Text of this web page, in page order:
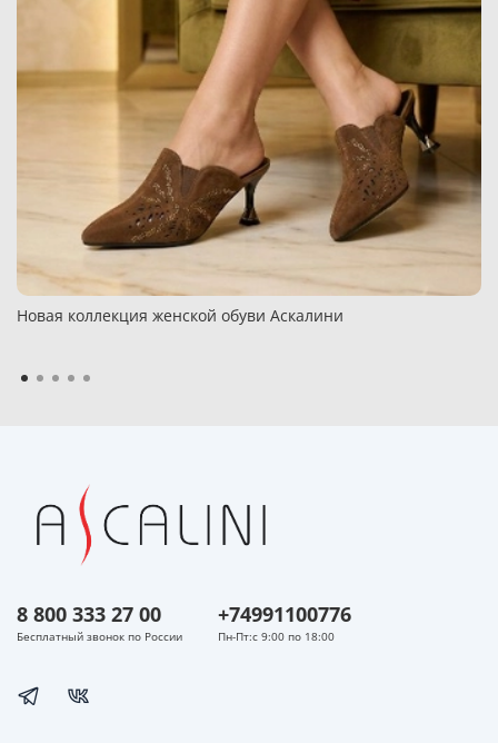
Новая коллекция женской обуви Аскалини
8 800 333 27 00
Бесплатный звонок по России
+74991100776
Пн-Пт:с 9:00 по 18:00